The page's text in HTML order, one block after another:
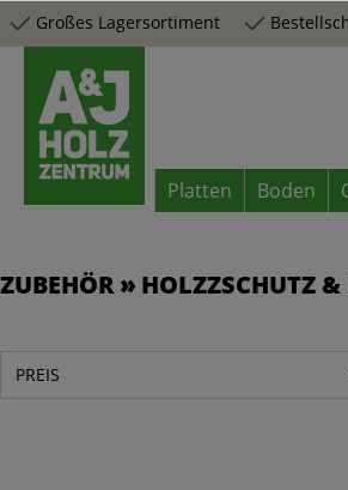
Zur Hauptnavigation springen
Großes Lagersortiment
Platten Boden
ZUBEHÖR HOLZZSCHUTZ &
PREIS